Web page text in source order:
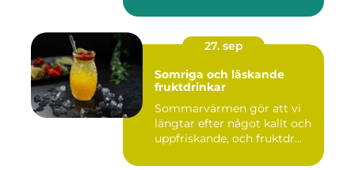
27. sep
Somriga och läskande
fruktdrinkar
Sommarvärmen gör att vi
längtar efter något kallt och
uppfriskande, och fruktdr...